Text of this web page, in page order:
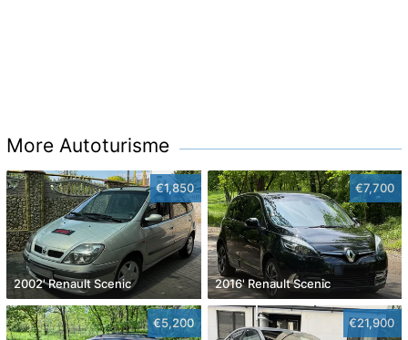
More Autoturisme
€1,850
2002' Renault Scenic
€7,700
2016' Renault Scenic
€5,200 €21,900